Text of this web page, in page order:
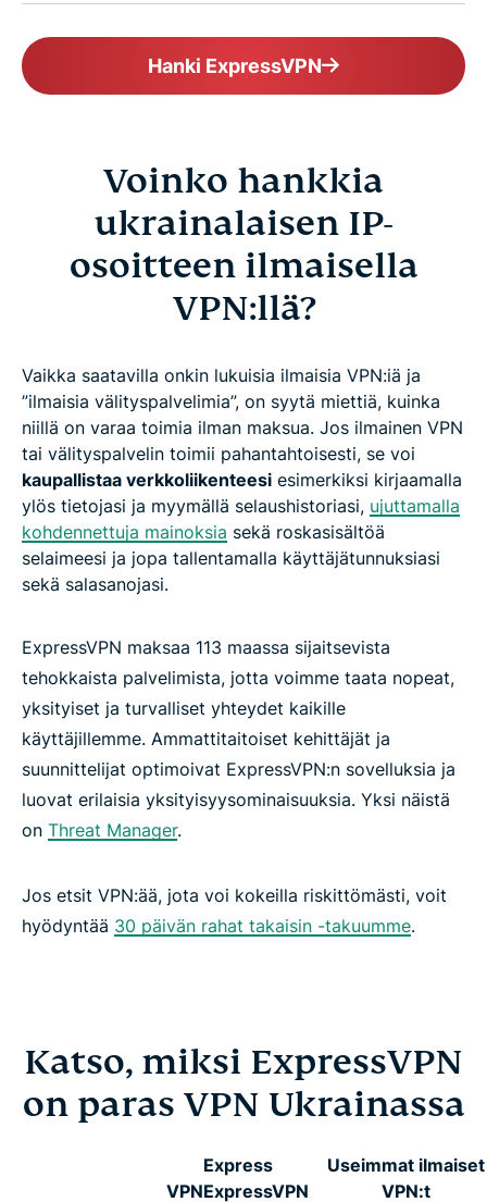
Hanki ExpressVPN
Voinko hankkia
ukrainalaisen IP-
osoitteen ilmaisella
VPN:llä?
Vaikka saatavilla onkin lukuisia ilmaisia VPN:iä ja
”ilmaisia välityspalvelimia”, on syytä miettiä, kuinka
niillä on varaa toimia ilman maksua. Jos ilmainen VPN
tai välityspalvelin toimii pahantahtoisesti, se voi
kaupallistaa verkkoliikenteesi esimerkiksi kirjaamalla
ylös tietojasi ja myymällä selaushistoriasi, ujuttamalla
kohdennettuja mainoksia sekä roskasisältöä
selaimeesi ja jopa tallentamalla käyttäjätunnuksiasi
sekä salasanojasi.
ExpressVPN maksaa 113 maassa sijaitsevista
tehokkaista palvelimista, jotta voimme taata nopeat,
yksityiset ja turvalliset yhteydet kaikille
käyttäjillemme. Ammattitaitoiset kehittäjät ja
suunnittelijat optimoivat ExpressVPN:n sovelluksia ja
luovat erilaisia yksityisyysominaisuuksia. Yksi näistä
on Threat Manager.
Jos etsit VPN:ää, jota voi kokeilla riskittömästi, voit
hyödyntää 30 päivän rahat takaisin -takuumme.
Katso, miksi ExpressVPN
on paras VPN Ukrainassa
Express
VPNExpressVPN
Useimmat ilmaiset
VPN:t